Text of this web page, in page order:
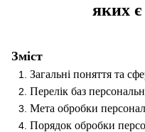
яких
Зміст
Загальні поняття та
Перелік баз
Мета обробки
Порядок обробки